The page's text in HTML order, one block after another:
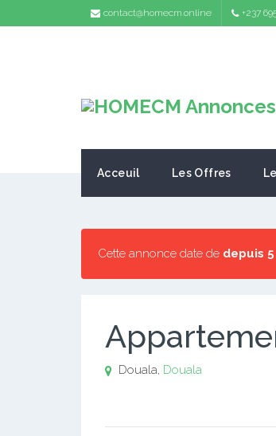
contact@homecm.online +237
Acceuil Les Offres
Cette annonce date de depuis
Douala, Douala